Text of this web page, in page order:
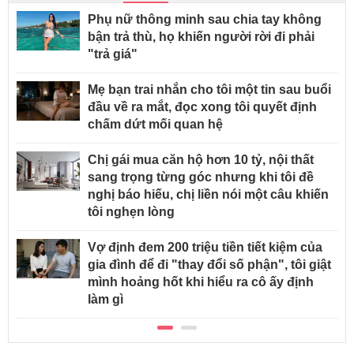
Phụ nữ thông minh sau chia tay không
bận trả thù, họ khiến người rời đi phải
"trả giá"
Mẹ bạn trai nhắn cho tôi một tin sau buổi
đầu về ra mắt, đọc xong tôi quyết định
chấm dứt mối quan hệ
Chị gái mua căn hộ hơn 10 tỷ, nội thất
sang trọng từng góc nhưng khi tôi đề
nghị báo hiếu, chị liền nói một câu khiến
tôi nghẹn lòng
Vợ định đem 200 triệu tiền tiết kiệm của
gia đình để đi "thay đổi số phận", tôi giật
mình hoảng hốt khi hiểu ra cô ấy định
làm gì